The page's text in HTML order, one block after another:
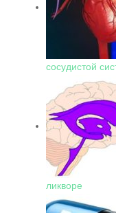
сосудистой
ликворе